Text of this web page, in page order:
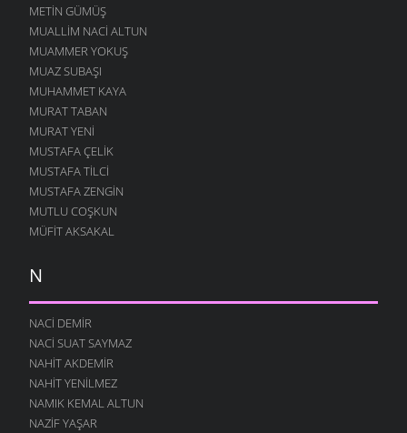
METIN GÜMÜŞ
MUALLIM NACI ALTUN
MUAMMER YOKUŞ
MUAZ SUBAŞI
MUHAMMET KAYA
MURAT TABAN
MURAT YENI
MUSTAFA ÇELIK
MUSTAFA TILCI
MUSTAFA ZENGIN
MUTLU COŞKUN
MÜFIT AKSAKAL
N
NACI DEMIR
NACI SUAT SAYMAZ
NAHIT AKDEMIR
NAHIT YENILMEZ
NAMIK KEMAL ALTUN
NAZIF YAŞAR